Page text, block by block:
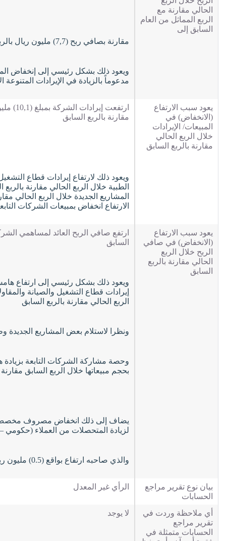
الحالي مقارنة مع
الربع المماثل من العام
السابق إلى
مقارنة بصافي ربح (7,7) مليون ريال بالربع المماثل من العام السابق وبمعدل زيادة قدرها (7,7 %)،
ويعود ذلك بشكل رئيسي إلى إنخفاض
مدعوماً بالزيادة في الإيرادات المتنوعة
يعود سبب الارتفاع
(الانخفاض) في
المبيعات/ الإيرادات
خلال الربع الحالي
مقارنة بالربع السابق
مقارنة بالربع السابق
ويعود ذلك لارتفاع إيرادات قطاع
المشاريع الجديدة خلال الربع الحالي
الارتفاع انخفاض بمبيعات الشركات التابعة بقيمة
يعود سبب الارتفاع
(الانخفاض) في صافي
الربح خلال الربع
الحالي مقارنة بالربع
السابق
السابق
إيرادات قطاع التشغيل والصيانة
الربع الحالي مقارنة بالربع السابق
ونظرا لاستلام بعض المشاريع الجديدة
بحجم مبيعاتها خلال الربع السابق مقارنة
لزيادة المتحصلات من العملاء (حكومي
والذي صاحبه ارتفاع بواقع (0.5) مليون ريال بمصروف الزكاة والمصروفات الأخرى المتنوعة.
بيان نوع تقرير مراجع
الحسابات
الرأي غير المعدل
أي ملاحظة وردت في
تقرير مراجع
الحسابات متمثلة في
لا يوجد